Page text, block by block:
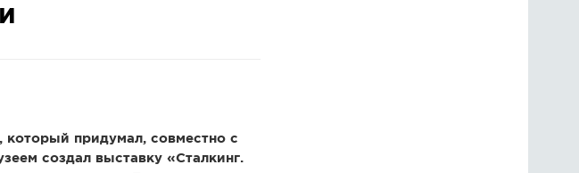
придумал, совместно с
создал выставку «Сталкинг.